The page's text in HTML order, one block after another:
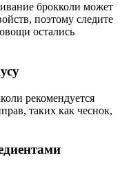
брокколи может
поэтому следите
остались
рекомендуется
таких как чеснок,